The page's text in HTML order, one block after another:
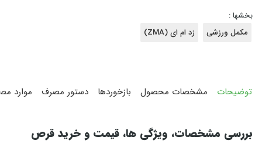
بخشها :
مکمل ورزشی
زد ام ای (ZMA)
توضیحات مشخصات محصول بازخوردها دستور مصرف موارد
بررسی مشخصات، ویژگی‌ ها، قیمت و خرید قرص